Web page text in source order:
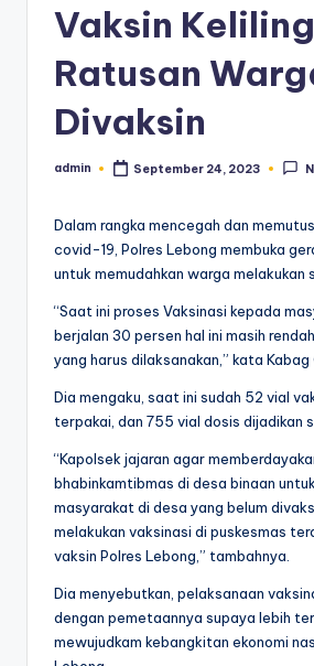
Vaksin
Ratusan
Divaksin
Posted
admin September 24, 2023
Dalam rangka mencegah dan
covid-19, Polres Lebong membuka
untuk memudahkan warga melakukan
“Saat ini proses Vaksinasi kepada
berjalan 30 persen hal ini masih
yang harus dilaksanakan,” kata Kabag
Dia mengaku, saat ini sudah 52 vial
terpakai, dan 755 vial dosis dijadikan
“Kapolsek jajaran agar
bhabinkamtibmas di desa binaan
masyarakat di desa yang belum
melakukan vaksinasi di puskesmas
vaksin Polres Lebong,” tambahnya.
Dia menyebutkan, pelaksanaan
dengan pemetaannya supaya lebih
mewujudkam kebangkitan ekonomi